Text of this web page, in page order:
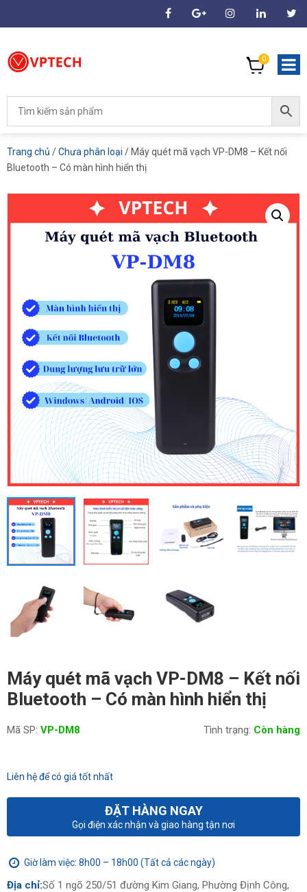
0
Trang chủ /Chưa phân loại / Máy quét mã vạch VP-DM8 – Kết nối
Bluetooth – Có màn hình hiển thị
Máy quét mã vạch VP-DM8 – Kết nối
Bluetooth – Có màn hình hiển thị
Mã SP: VP-DM8 Tình trạng: Còn hàng
Liên hệ để có giá tốt nhất
ĐẶT HÀNG NGAY
Gọi điện xác nhận và giao hàng tận nơi
Giờ làm việc: 8h00 – 18h00 (Tất cả các ngày)
Địa chỉ:Số 1 ngõ 250/51 đường Kim Giang, Phường Định Công,